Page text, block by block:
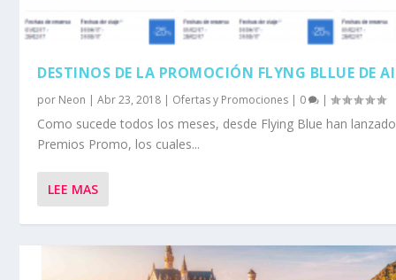
DESTINOS DE LA PROMOCIÓN FLYNG BLLUE DE
por Neon |Abr 23, 2018 | Ofertas y Promociones | 0 |
Como sucede todos los meses, desde Flying Blue han
Premios Promo, los cuales...
LEE MAS